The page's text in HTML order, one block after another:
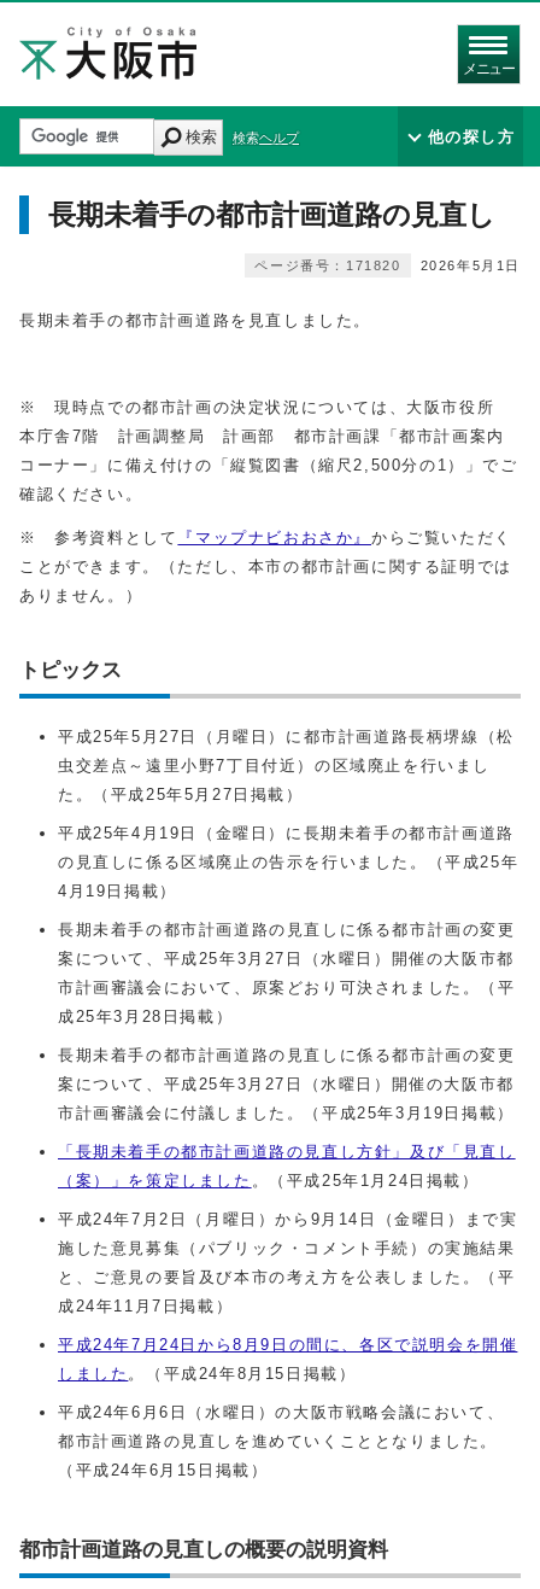
メニュー
検索 検索ヘルプ 他の探し方
長期未着手の都市計画道路の見直し
2026年5月1日
ページ番号：171820
長期未着手の都市計画道路を見直しました。
※ 現時点での都市計画の決定状況については、大阪市役所
本庁舎7階 計画調整局 計画部 都市計画課「都市計画案内
コーナー」に備え付けの「縦覧図書（縮尺2,500分の1）」でご
確認ください。
※ 参考資料として 『マップナビおおさか』からご覧いただく
ことができます。（ただし、本市の都市計画に関する証明では
ありません。）
トピックス
平成25年5月27日（月曜日）に都市計画道路長柄堺線（松
虫交差点～遠里小野7丁目付近）の区域廃止を行いまし
た。（平成25年5月27日掲載）
平成25年4月19日（金曜日）に長期未着手の都市計画道路
の見直しに係る区域廃止の告示を行いました。（平成25年
4月19日掲載）
長期未着手の都市計画道路の見直しに係る都市計画の変更
案について、平成25年3月27日（水曜日）開催の大阪市都
市計画審議会において、原案どおり可決されました。（平
成25年3月28日掲載）
長期未着手の都市計画道路の見直しに係る都市計画の変更
案について、平成25年3月27日（水曜日）開催の大阪市都
市計画審議会に付議しました。（平成25年3月19日掲載）
「長期未着手の都市計画道路の見直し方針」及び「見直し
（案）」を策定しました 。（平成25年1月24日掲載）
平成24年7月2日（月曜日）から9月14日（金曜日）まで実
施した意見募集（パブリック・コメント手続）の実施結果
と、ご意見の要旨及び本市の考え方を公表しました。（平
成24年11月7日掲載）
平成24年7月24日から8月9日の間に、各区で説明会を開催
しました 。（平成24年8月15日掲載）
平成24年6月6日（水曜日）の大阪市戦略会議において、
都市計画道路の見直しを進めていくこととなりました。
（平成24年6月15日掲載）
都市計画道路の見直しの概要の説明資料